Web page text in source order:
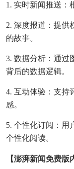
1. 实时新闻推送：
2. 深度报道：提供
的故事。
3. 数据分析：通过
背后的数据逻辑。
4. 互动体验：支持
感。
5. 个性化订阅：用
个性化阅读。
【澎湃新闻免费版